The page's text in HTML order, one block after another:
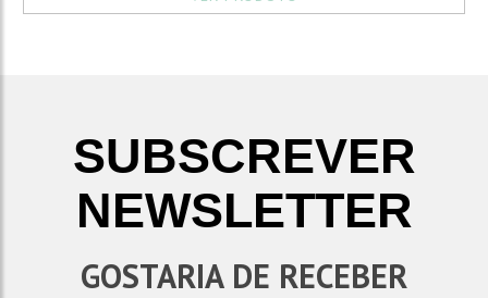
SUBSCREVER
NEWSLETTER
GOSTARIA DE RECEBER